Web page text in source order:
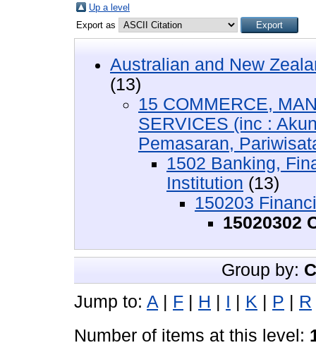
Up a level
Export as
Australian and New
(13)
15 COMMERCE,
SERVICES (inc :
Pemasaran,
1502 Banking,
Institution (13)
150203
15020302
Group by:
Jump to: A | F | H | I | K | P | R
Number of items at this level: